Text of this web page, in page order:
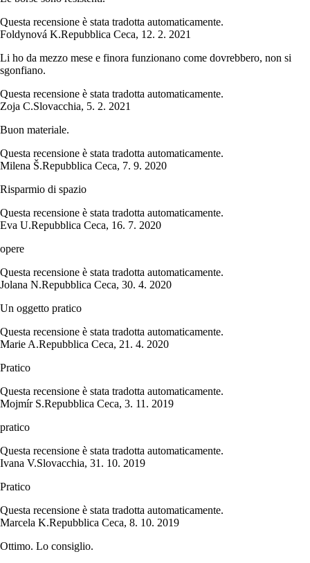
Questa recensione è stata tradotta automaticamente.
Foldynová K.Repubblica Ceca, 12. 2. 2021
Li ho da mezzo mese e finora funzionano come dovrebbero, non si
sgonfiano.
Questa recensione è stata tradotta automaticamente.
Zoja C.Slovacchia, 5. 2. 2021
Buon materiale.
Questa recensione è stata tradotta automaticamente.
Milena Š.Repubblica Ceca, 7. 9. 2020
Risparmio di spazio
Questa recensione è stata tradotta automaticamente.
Eva U.Repubblica Ceca, 16. 7. 2020
opere
Questa recensione è stata tradotta automaticamente.
Jolana N.Repubblica Ceca, 30. 4. 2020
Un oggetto pratico
Questa recensione è stata tradotta automaticamente.
Marie A.Repubblica Ceca, 21. 4. 2020
Pratico
Questa recensione è stata tradotta automaticamente.
Mojmír S.Repubblica Ceca, 3. 11. 2019
pratico
Questa recensione è stata tradotta automaticamente.
Ivana V.Slovacchia, 31. 10. 2019
Pratico
Questa recensione è stata tradotta automaticamente.
Marcela K.Repubblica Ceca, 8. 10. 2019
Ottimo. Lo consiglio.